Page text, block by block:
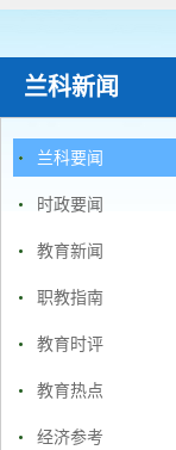
兰科新闻
兰科要闻
时政要闻
教育新闻
职教指南
教育时评
教育热点
经济参考